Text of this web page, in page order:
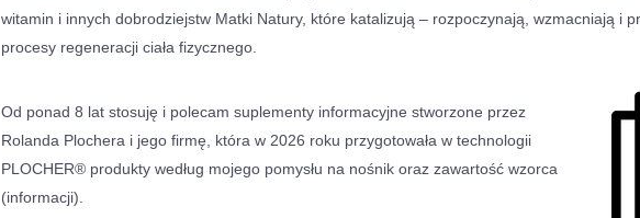
witamin i innych dobrodziejstw Matki Natury, które katalizują – rozpoczynają, wzmacniają i
procesy regeneracji ciała fizycznego.
Od ponad 8 lat stosuję i polecam suplementy informacyjne stworzone przez
Rolanda Plochera i jego firmę, która w 2026 roku przygotowała w technologii
PLOCHER® produkty według mojego pomysłu na nośnik oraz zawartość wzorca
(informacji).